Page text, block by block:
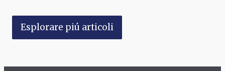
Esplorare piú articoli